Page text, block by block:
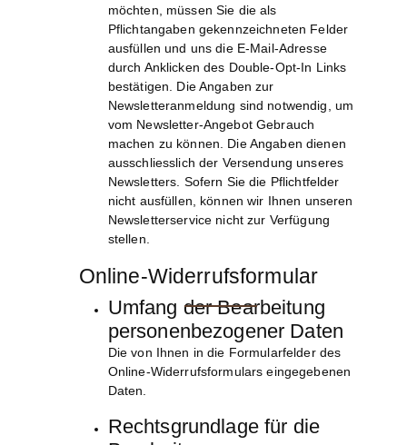
möchten, müssen Sie die als
Pflichtangaben gekennzeichneten Felder
ausfüllen und uns die E-Mail-Adresse
durch Anklicken des Double-Opt-In Links
bestätigen. Die Angaben zur
Newsletteranmeldung sind notwendig, um
vom Newsletter-Angebot Gebrauch
machen zu können. Die Angaben dienen
ausschliesslich der Versendung unseres
Newsletters. Sofern Sie die Pflichtfelder
nicht ausfüllen, können wir Ihnen unseren
Newsletterservice nicht zur Verfügung
stellen.
Online-Widerrufsformular
Umfang der Bearbeitung
personenbezogener Daten
Die von Ihnen in die Formularfelder des
Online-Widerrufsformulars eingegebenen
Daten.
Rechtsgrundlage für die